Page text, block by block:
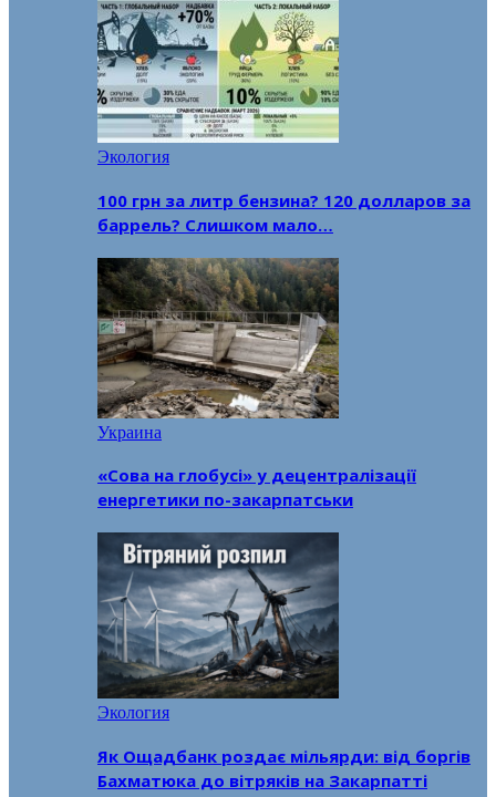
Экология
100 грн за литр бензина? 120 долларов за
баррель? Слишком мало…
Украина
«Сова на глобусі» у децентралізації
енергетики по-закарпатськи
Экология
Як Ощадбанк роздає мільярди: від боргів
Бахматюка до вітряків на Закарпатті